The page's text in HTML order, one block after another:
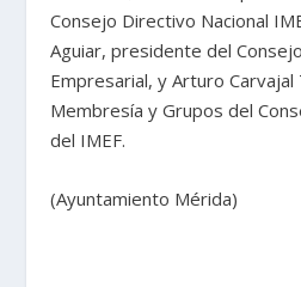
Consejo Directivo Nacional
Aguiar, presidente del
Empresarial, y Arturo
Membresía y Grupos del
del IMEF.
(Ayuntamiento Mérida)